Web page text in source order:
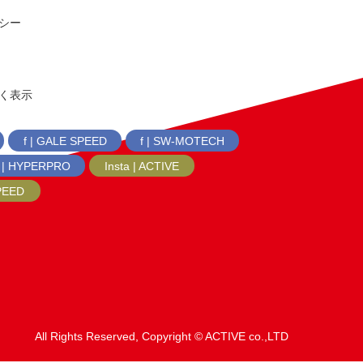
ー
表示
f | GALE SPEED
f | SW-MOTECH
HYPERPRO
Insta | ACTIVE
All Rights Reserved, Copyright © ACTIVE co.,LTD